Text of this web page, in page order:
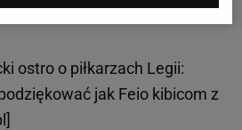
ostro o piłkarzach Legii:
jak Feio kibicom z